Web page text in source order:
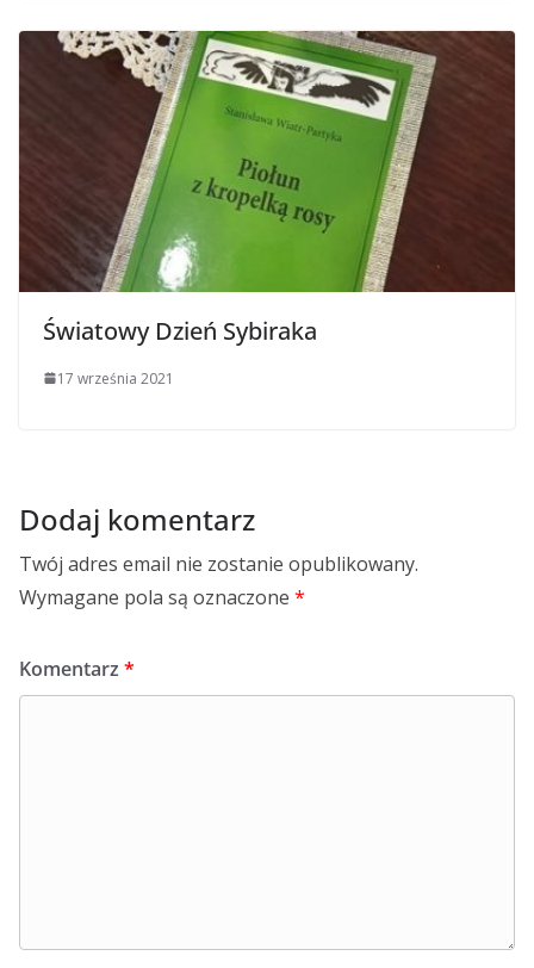
Światowy Dzień Sybiraka
17 września 2021
Dodaj komentarz
Twój adres email nie zostanie opublikowany.
Wymagane pola są oznaczone *
Komentarz *